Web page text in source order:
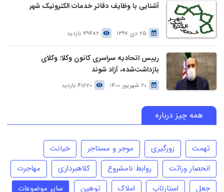
آشنایی با وظایف دفاتر خدمات الکترونیک شهر
25 دی 1397 49482 بازدید
رییس اتحادیه سراسری کانون وکلا: وکلای
بازداشت‌شده، آزاد شوند
20 شهریور 1400 41670 بازدید
همه چیز درباره
تهمت زورگیری موجر و مستاجر
خیانت
انحصار وراثت
روابط نامشروع کلاهبرداری
مهاجرت
جعل
استارتاپ املاک توهین سایر موضوعات